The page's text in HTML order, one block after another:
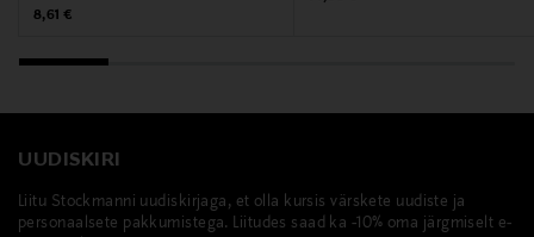
Original Price
8,61 €
UUDISKIRI
Liitu Stockmanni uudiskirjaga, et olla kursis värskete uudiste ja
personaalsete pakkumistega. Liitudes saad ka -10% oma järgmiselt e-